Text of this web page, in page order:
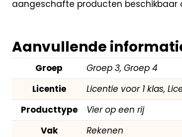
aangeschafte producten beschikbaar
Aanvullende
Groep
Groep 3, Groep 4
Licentie
Licentie voor 1 klas,
Producttype
Vier op een rij
Vak
Rekenen